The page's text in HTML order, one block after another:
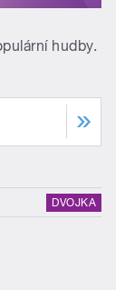
hudby.
DVOJKA